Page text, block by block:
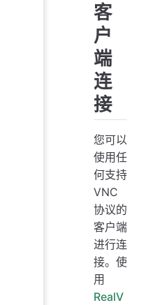
客
户
端
连
接
您可以
使用任
何支持
VNC
协议的
客户端
进行连
接。使
用
RealV